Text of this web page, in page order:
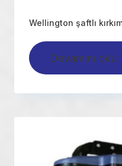
Wellington şaftlı
Devamını oku